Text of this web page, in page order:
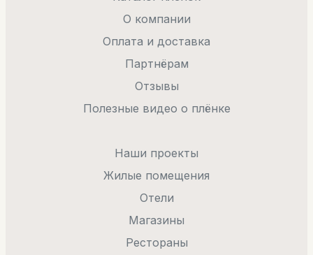
О компании
Оплата и доставка
Партнёрам
Отзывы
Полезные видео о плёнке
Наши проекты
Жилые помещения
Отели
Магазины
Рестораны